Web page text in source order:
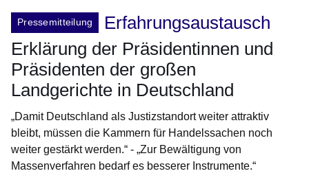
Pressemitteilung
Erfahrungsaustausch
Erklärung der Präsidentinnen und
Präsidenten der großen
Landgerichte in Deutschland
„Damit Deutschland als Justizstandort weiter attraktiv
bleibt, müssen die Kammern für Handelssachen noch
weiter gestärkt werden.“ - „Zur Bewältigung von
Massenverfahren bedarf es besserer Instrumente.“